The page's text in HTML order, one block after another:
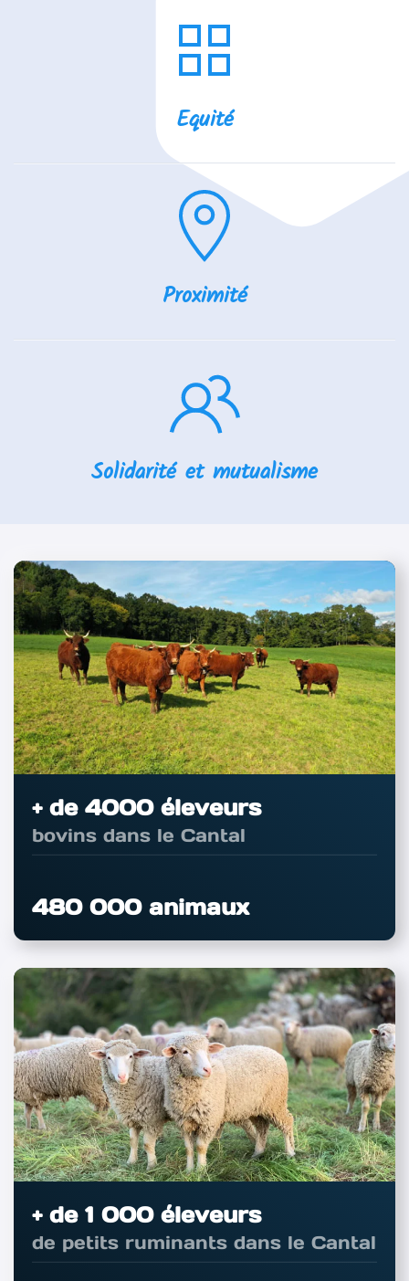
Equité
Proximité
Solidarité et mutualisme
+ de 4000 éleveurs
bovins dans le Cantal
480 000 animaux
+ de 1 000 éleveurs
de petits ruminants dans le Cantal